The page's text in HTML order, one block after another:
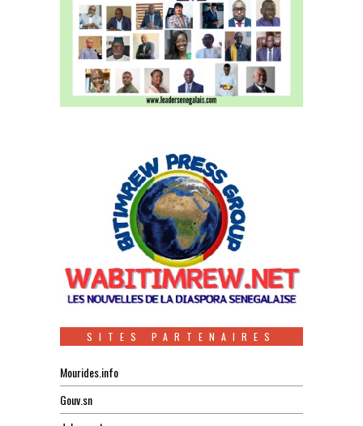
SITES PARTENAIRES
Mourides.info
Gouv.sn